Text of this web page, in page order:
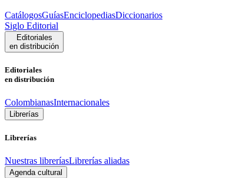
CatálogosGuíasEnciclopediasDiccionarios
Siglo Editorial
Editoriales
en distribución
Editoriales
en distribución
ColombianasInternacionales
Librerías
Librerías
Nuestras libreríasLibrerías aliadas
Agenda cultural